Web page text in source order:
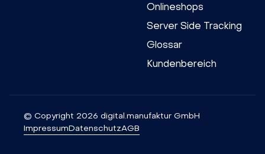
Onlineshops
Server Side Tracking
Glossar
Kundenbereich
© Copyright 2026 digital.manufaktur GmbH
ImpressumDatenschutzAGB